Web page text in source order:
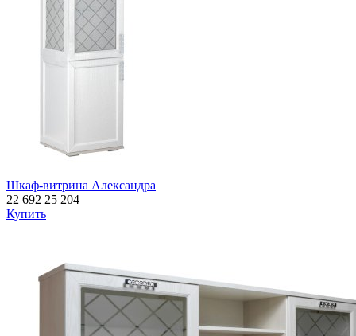
Шкаф-витрина Александра
22 692 25 204
Купить